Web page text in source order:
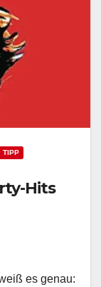
TIPP
Hits
es genau: